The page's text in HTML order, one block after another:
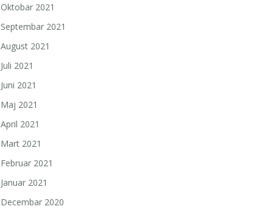
Oktobar 2021
Septembar 2021
August 2021
Juli 2021
Juni 2021
Maj 2021
April 2021
Mart 2021
Februar 2021
Januar 2021
Decembar 2020